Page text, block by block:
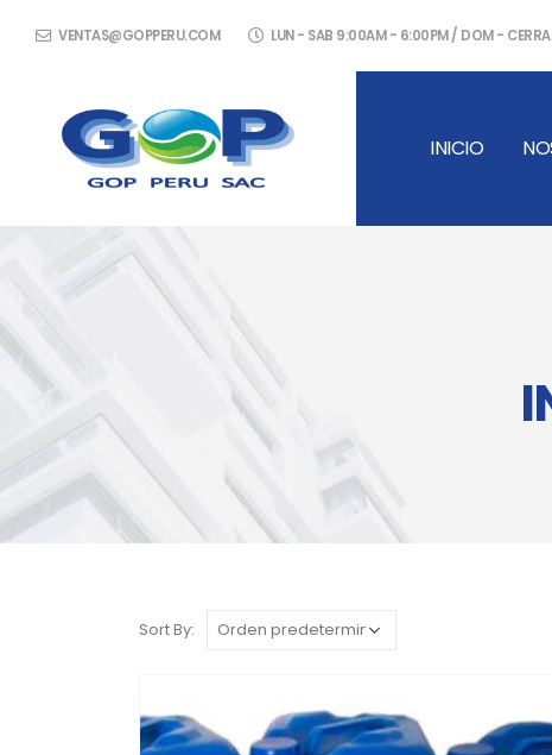
VENTAS@GOPPERU.COM LUN - SAB 9:00AM - 6:00PM / DOM -
INICIO
Sort By: